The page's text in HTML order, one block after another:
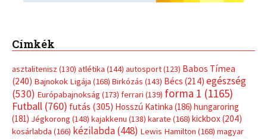
Címkék
asztalitenisz (130) atlétika (144) autosport(123) Babos Tímea
(240) Bajnokok Ligája (168) Birkózás (143) Bécs (214) egészség
(530) Európabajnokság (173) ferrari (139) forma 1 (1165)
Futball (760) futás (305) Hosszú Katinka (186) hungaroring
(181) Jégkorong (148) kajakkenu (138) karate (168) kickbox(204)
kosárlabda (166) kézilabda(448) Lewis Hamilton (168) magyar